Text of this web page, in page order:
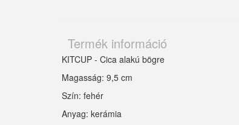
Termék információ
KITCUP - Cica alakú bögre
Magasság: 9,5 cm
Szín: fehér
Anyag: kerámia